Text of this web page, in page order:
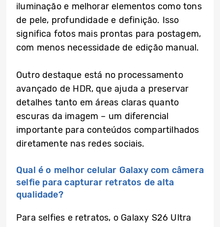
iluminação e melhorar elementos como tons
de pele, profundidade e definição. Isso
significa fotos mais prontas para postagem,
com menos necessidade de edição manual.
Outro destaque está no processamento
avançado de HDR, que ajuda a preservar
detalhes tanto em áreas claras quanto
escuras da imagem – um diferencial
importante para conteúdos compartilhados
diretamente nas redes sociais.
Qual é o melhor celular Galaxy com câmera
selfie para capturar retratos de alta
qualidade?
Para selfies e retratos, o Galaxy S26 Ultra